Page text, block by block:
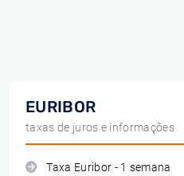
EURIBOR
taxas de juros e informações
Taxa Euribor - 1 semana